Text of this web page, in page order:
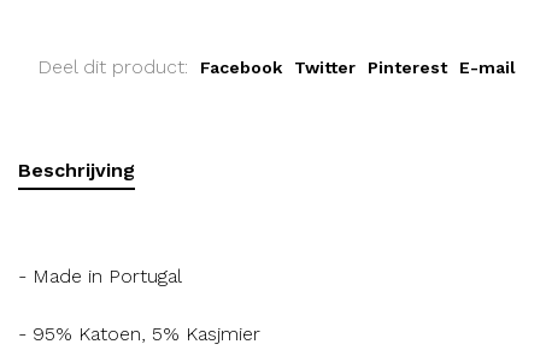
Deel dit product: Facebook Twitter Pinterest E-mail
Beschrijving
- Made in Portugal
- 95% Katoen, 5% Kasjmier